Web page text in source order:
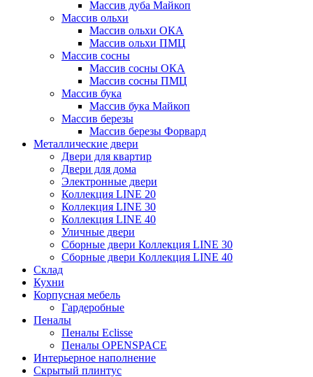
Массив дуба Майкоп
Массив ольхи
Массив ольхи ОКА
Массив ольхи ПМЦ
Массив сосны
Массив сосны ОКА
Массив сосны ПМЦ
Массив бука
Массив бука Майкоп
Массив березы
Массив березы Форвард
Металлические двери
Двери для квартир
Двери для дома
Электронные двери
Коллекция LINE 20
Коллекция LINE 30
Коллекция LINE 40
Уличные двери
Сборные двери Коллекция LINE 30
Сборные двери Коллекция LINE 40
Склад
Кухни
Корпусная мебель
Гардеробные
Пеналы
Пеналы Eclisse
Пеналы OPENSPACE
Интерьерное наполнение
Скрытый плинтус